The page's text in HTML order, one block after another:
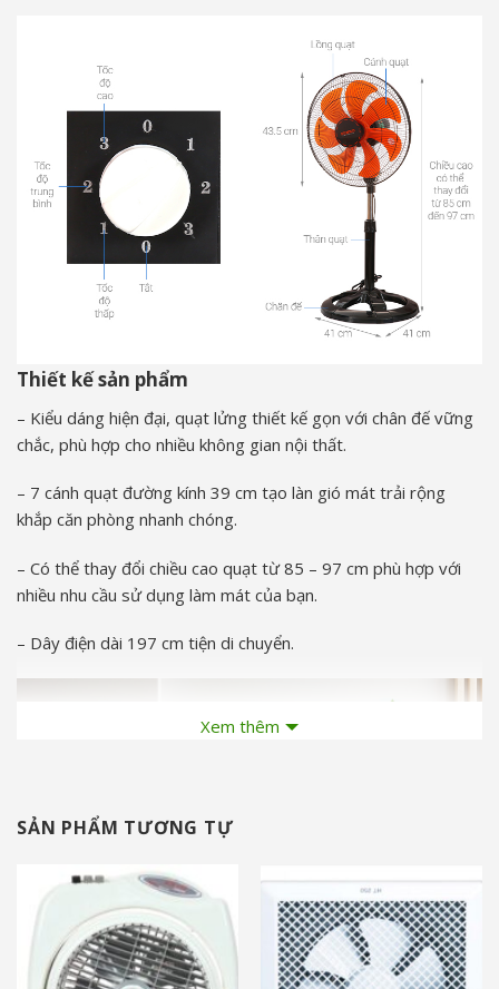
Thiết kế sản phẩm
– Kiểu dáng hiện đại, quạt lửng thiết kế gọn với chân đế vững
chắc, phù hợp cho nhiều không gian nội thất.
– 7 cánh quạt đường kính 39 cm tạo làn gió mát trải rộng
khắp căn phòng nhanh chóng.
– Có thể thay đổi chiều cao quạt từ 85 – 97 cm phù hợp với
nhiều nhu cầu sử dụng làm mát của bạn.
– Dây điện dài 197 cm tiện di chuyển.
Loại motor và công suất hoạt động
Xem thêm
SẢN PHẨM TƯƠNG TỰ